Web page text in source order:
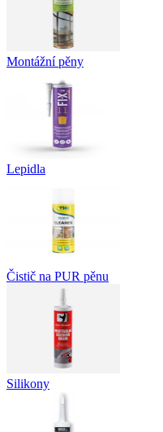
Montážní pěny
Lepidla
Čistič na PUR pěnu
Silikony